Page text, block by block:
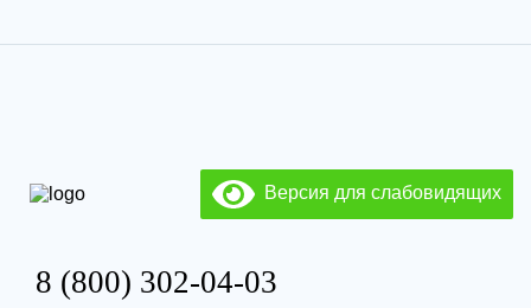
Версия для слабовидящих
8 (800) 302-04-03